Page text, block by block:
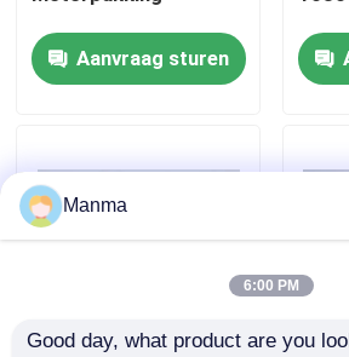
Contacteer ons
Vrachtwagen Autodeel
Isuzu Engine Parts
Aanvraag sturen
Manma
6:00 PM
Good day, what product are you